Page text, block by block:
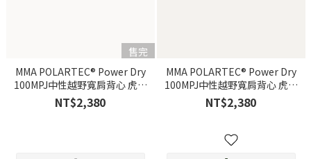
售完
MMA POLARTEC® Power Dry
100MPJ中性越野寬肩背心 虎斑
迷彩:灰白
NT$2,380
MMA POLARTEC® Power Dry
100MPJ中性越野寬肩背心 虎斑
迷彩:黑綠
NT$2,380